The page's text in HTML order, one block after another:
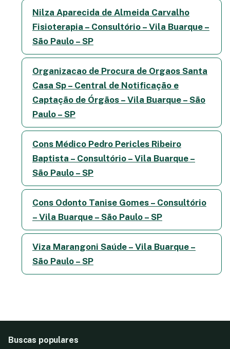
Nilza Aparecida de Almeida Carvalho
Fisioterapia – Consultório – Vila Buarque –
São Paulo – SP
Organizacao de Procura de Orgaos Santa
Casa Sp – Central de Notificação e
Captação de Órgãos – Vila Buarque – São
Paulo – SP
Cons Médico Pedro Pericles Ribeiro
Baptista – Consultório – Vila Buarque –
São Paulo – SP
Cons Odonto Tanise Gomes – Consultório
– Vila Buarque – São Paulo – SP
Viza Marangoni Saúde – Vila Buarque –
São Paulo – SP
Buscas populares